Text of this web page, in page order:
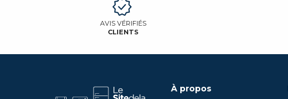
AVIS VÉRIFIÉS
CLIENTS
À propos